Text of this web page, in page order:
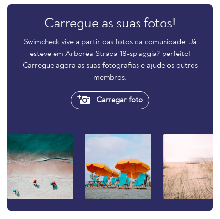
Carregue as suas fotos!
Swimcheck vive a partir das fotos da comunidade. Já
esteve em Arborea Strada 18-spiaggia? perfeito!
Carregue agora as suas fotografias e ajude os outros
membros.
Carregar foto